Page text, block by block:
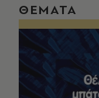
ΘΕΜΑΤΑ